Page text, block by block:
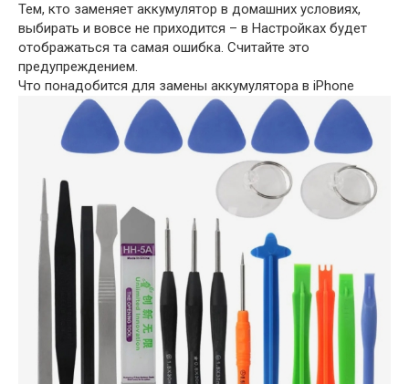
Тем, кто заменяет аккумулятор в домашних условиях,
выбирать и вовсе не приходится – в Настройках будет
отображаться та самая ошибка. Считайте это
предупреждением.
Что понадобится для замены аккумулятора в iPhone